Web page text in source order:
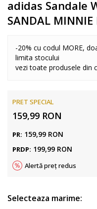
adidas Sandale
SANDAL MINNIE
-20% cu codul MORE,
limita stocului
vezi toate produsele din
PRET SPECIAL
159,99 RON
PR: 159,99 RON
PRDP: 199,99 RON
Alertă preț redus
Selecteaza marime: